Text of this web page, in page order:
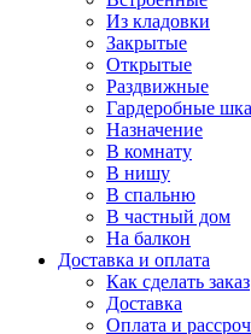
Из кладовки
Закрытые
Открытые
Раздвижные
Гардеробные
Назначение
В комнату
В нишу
В спальню
В частный дом
На балкон
Доставка и оплата
Как сделать заказ
Доставка
Оплата и